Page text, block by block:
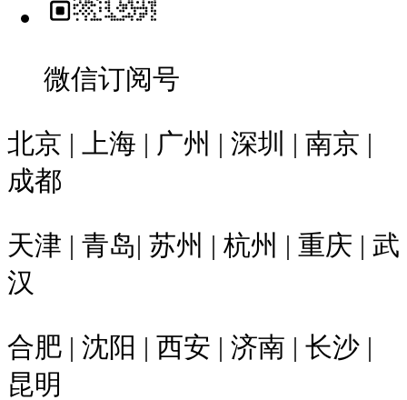
微信订阅号
北京 | 上海 | 广州 | 深圳 | 南京 |
成都
天津 | 青岛| 苏州 | 杭州 | 重庆 | 武
汉
合肥 | 沈阳 | 西安 | 济南 | 长沙 |
昆明